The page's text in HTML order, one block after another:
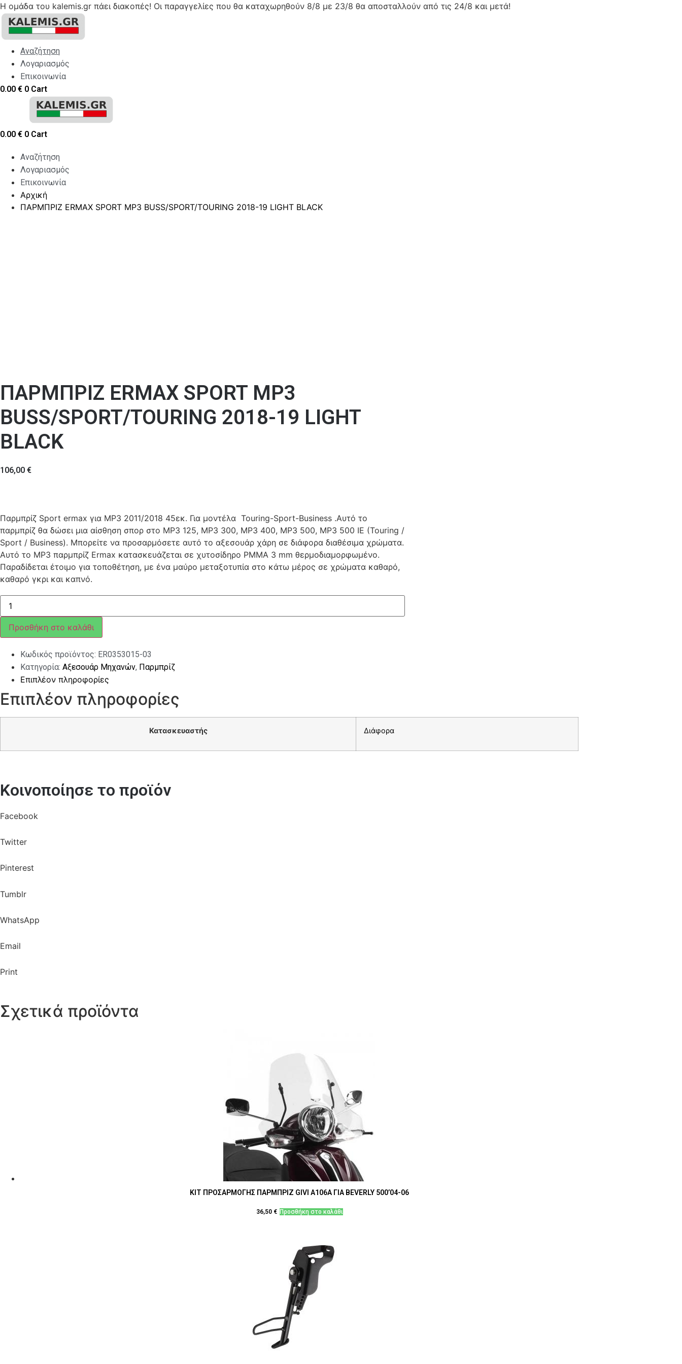
Η ομάδα του kalemis.gr πάει διακοπές! Οι παραγγελίες που θα καταχωρηθούν 8/8 με 23/8 θα αποσταλλούν από τις 24/8 και μετά!
Skip
content
Αναζήτηση
Λογαριασμός
Επικοινωνία
0.00 € 0 Cart
0.00 € 0 Cart
Αναζήτηση
Λογαριασμός
Επικοινωνία
Αρχική
ΠΑΡΜΠΡΙΖ ERMAX SPORT MP3 BUSS/SPORT/TOURING 2018-19 LIGHT BLACK
ΠΑΡΜΠΡΙΖ ERMAX SPORT MP3
BUSS/SPORT/TOURING 2018-19 LIGHT
BLACK
106,00 €
Παρμπρίζ Sport ermax για MP3 2011/2018 45εκ. Για μοντέλα Touring-Sport-Business .Αυτό το
παρμπρίζ θα δώσει μια αίσθηση σπορ στο MP3 125, MP3 300, MP3 400, MP3 500, MP3 500 IE (Touring /
Sport / Business). Μπορείτε να προσαρμόσετε αυτό το αξεσουάρ χάρη σε διάφορα διαθέσιμα χρώματα.
Αυτό το MP3 παρμπρίζ Ermax κατασκευάζεται σε χυτοσίδηρο PMMA 3 mm θερμοδιαμορφωμένο.
Παραδίδεται έτοιμο για τοποθέτηση, με ένα μαύρο μεταξοτυπία στο κάτω μέρος σε χρώματα καθαρό,
καθαρό γκρι και καπνό.
ΠΑΡΜΠΡΙΖ
ERMAX
SPORT
MP3
BUSS/SPORT/TOURING
2018-
LIGHT
BLACK
ποσότητα
Προσθήκη στο καλάθι
Κωδικός προϊόντος: ER0353015-03
Κατηγορία: Αξεσουάρ Μηχανών, Παρμπρίζ
Επιπλέον πληροφορίες
Επιπλέον πληροφορίες
Κατασκευαστής Διάφορα
Κοινοποίησε το προϊόν
Facebook
Twitter
Pinterest
Tumblr
WhatsApp
Email
Print
Σχετικά προϊόντα
ΚΙΤ ΠΡΟΣΑΡΜΟΓΗΣ ΠΑΡΜΠΡΙΖ GIVI A106A ΓΙΑ BEVERLY 500’04-06
36,50 € Προσθήκη στο καλάθι